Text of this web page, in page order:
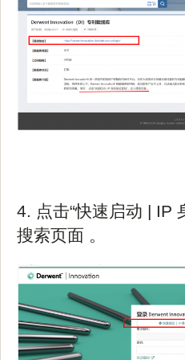
4. 点击“快速启动 | IP
搜索页面 。